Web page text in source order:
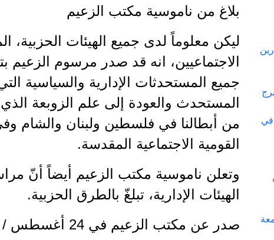
بلاغ من ناموسية مكتب الزعيم
ليكن معلوماً لدى جميع الهيئات الحزبية،
جميع المستحدثات الإدارية والسياسية
المستحدث والعودة إلى علم الزوبعة
من أبطالنا في فلسطين ولبنان والشام
القومية الاجتماعية المقدسة.
وتعلن ناموسية مكتب الزعيم أيضاً أنّ
الهيئات الإدارية، تبلغّ بالطرق الحزبية.
صدر عن مكتب الزعيم في 24 أغسطس / آب 1947